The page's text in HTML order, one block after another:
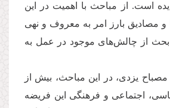
است. از مباحث با ‌اهمیت در این
و مصادیق بارز امر به معروف و نهی
بحث از چالش‌های موجود در عمل به
یزدی، در این مباحث، بیش از
اجتماعی و فرهنگی این فریضه